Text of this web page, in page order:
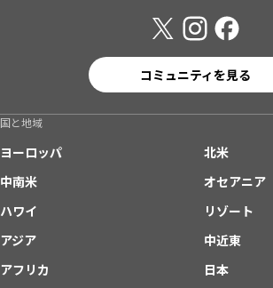
コミュニティを見る
国と地域
ヨーロッパ
北米
中南米
オセアニア
ハワイ
リゾート
アジア
中近東
アフリカ
日本